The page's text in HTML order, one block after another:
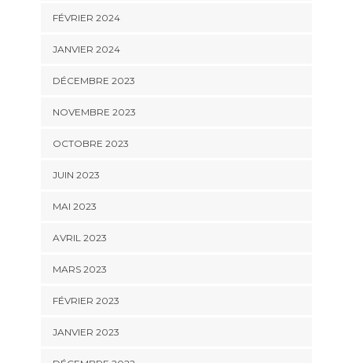
FÉVRIER 2024
JANVIER 2024
DÉCEMBRE 2023
NOVEMBRE 2023
OCTOBRE 2023
JUIN 2023
MAI 2023
AVRIL 2023
MARS 2023
FÉVRIER 2023
JANVIER 2023